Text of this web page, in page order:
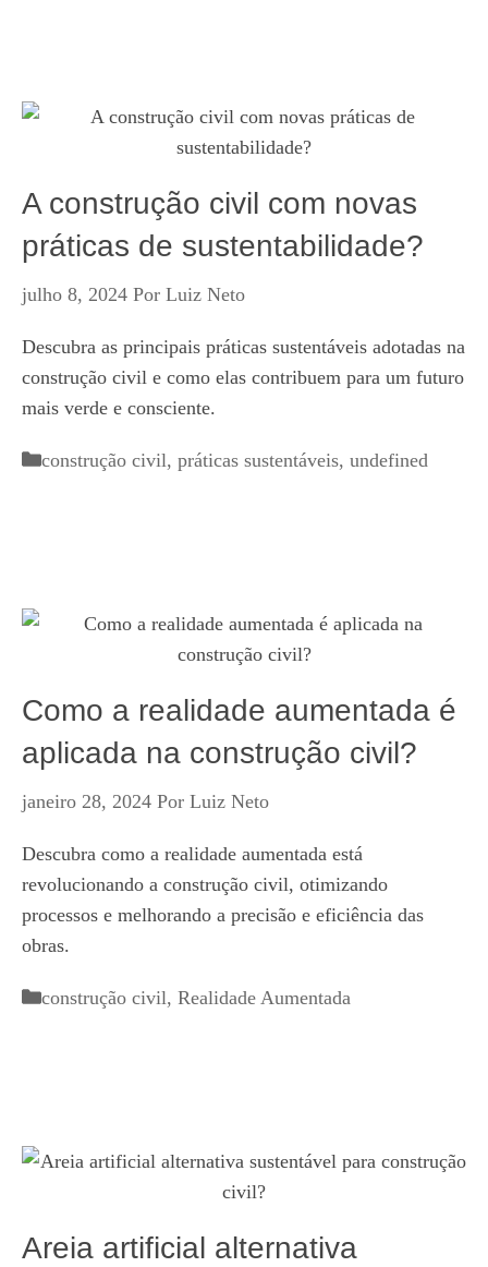
A construção civil com novas
práticas de sustentabilidade?
julho 8, 2024 Por Luiz Neto
Descubra as principais práticas sustentáveis adotadas na
construção civil e como elas contribuem para um futuro
mais verde e consciente.
Categorias
construção civil, práticas sustentáveis, undefined
Como a realidade aumentada é
aplicada na construção civil?
janeiro 28, 2024 Por Luiz Neto
Descubra como a realidade aumentada está
revolucionando a construção civil, otimizando
processos e melhorando a precisão e eficiência das
obras.
Categorias
construção civil, Realidade Aumentada
Areia artificial alternativa